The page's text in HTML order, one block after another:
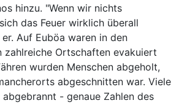
hinzu. "Wenn wir nichts
das Feuer wirklich überall
Auf Euböa waren in den
zahlreiche Ortschaften evakuiert
wurden Menschen abgeholt,
abgeschnitten war. Viele
- genaue Zahlen des